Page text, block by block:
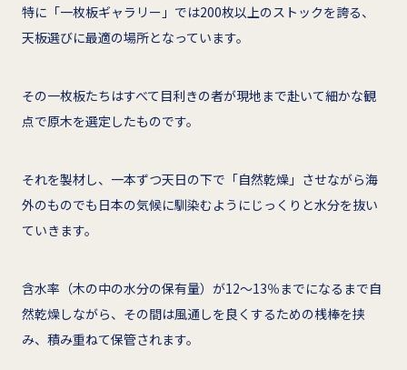
特に「一枚板ギャラリー」では200枚以上のストックを誇る、
天板選びに最適の場所となっています。
その一枚板たちはすべて目利きの者が現地まで赴いて細かな観
点で原木を選定したものです。
それを製材し、一本ずつ天日の下で「自然乾燥」させながら海
外のものでも日本の気候に馴染むようにじっくりと水分を抜い
ていきます。
含水率（木の中の水分の保有量）が12～13％までになるまで自
然乾燥しながら、その間は風通しを良くするための桟棒を挟
み、積み重ねて保管されます。